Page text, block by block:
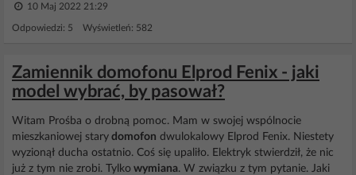
10 Maj 2022 21:29
Odpowiedzi: 5 Wyświetleń: 582
Zamiennik domofonu Elprod Fenix - jaki
model wybrać, by pasował?
Witam Prośba o drobną pomoc. Mam w swojej wspólnocie
mieszkaniowej stary domofon dwulokalowy Elprod Fenix. Niestety
wyzionął ducha ostatnio. Coś się upaliło. Elektryk stwierdził, że nic
już z tym nie zrobi. Tylko wymiana. W związku z tym pytanie. Jaki